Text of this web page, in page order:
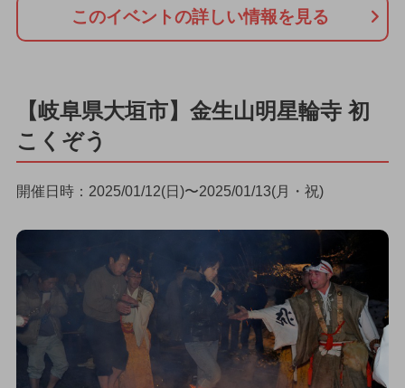
このイベントの詳しい情報を見る
【岐阜県大垣市】金生山明星輪寺 初
こくぞう
開催日時：2025/01/12(日)〜2025/01/13(月・祝)